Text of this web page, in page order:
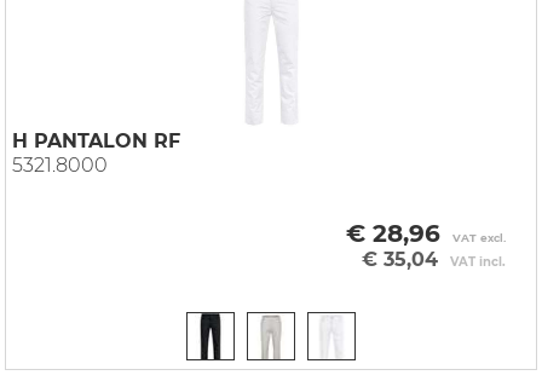
H PANTALON RF
5321.8000
€ 28,96 VAT excl.
€ 35,04 VAT incl.